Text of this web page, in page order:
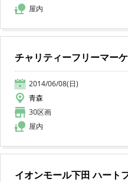
屋内
チャリティーフリーマー
2014/06/08(日)
青森
30区画
屋内
イオンモール下田 ハート